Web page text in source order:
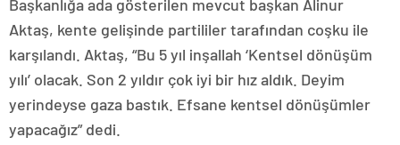
Başkanlığa ada gösterilen mevcut başkan Alinur
Aktaş, kente gelişinde partililer tarafından coşku ile
karşılandı. Aktaş, “Bu 5 yıl inşallah ‘Kentsel dönüşüm
yılı’ olacak. Son 2 yıldır çok iyi bir hız aldık. Deyim
yerindeyse gaza bastık. Efsane kentsel dönüşümler
yapacağız” dedi.